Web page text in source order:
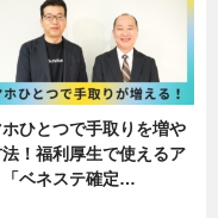
ホひとつで手取りを増や
！福利厚生で使えるア
「ベネステ確定…